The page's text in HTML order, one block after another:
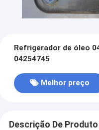
Refrigerador de óleo
04254745
Melhor preço
Descrição De Produto